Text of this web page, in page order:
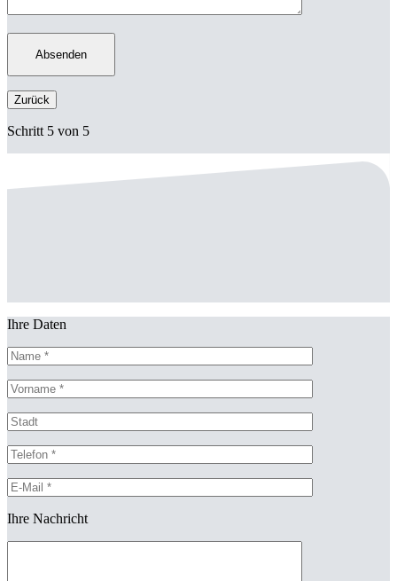
Zurück
Schritt 5 von 5
Ihre Daten
Ihre Nachricht